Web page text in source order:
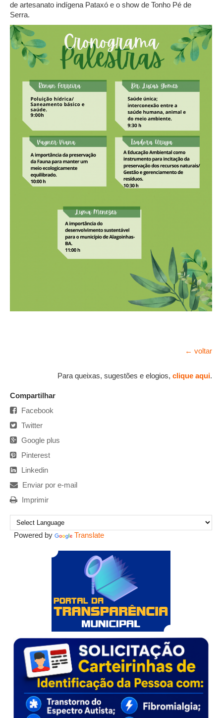
de artesanato indígena Pataxó e o show de Tonho Pé de
Serra.
← voltar
Para queixas, sugestões e elogios, clique aqui.
Compartilhar
Facebook
Twitter
Google plus
Pinterest
Linkedin
Enviar por e-mail
Imprimir
Powered by Translate